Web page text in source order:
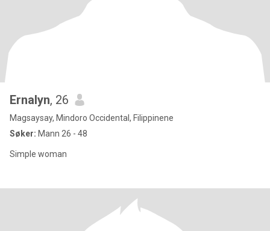
Ernalyn, 26
Magsaysay, Mindoro Occidental, Filippinene
Søker: Mann 26 - 48
Simple woman